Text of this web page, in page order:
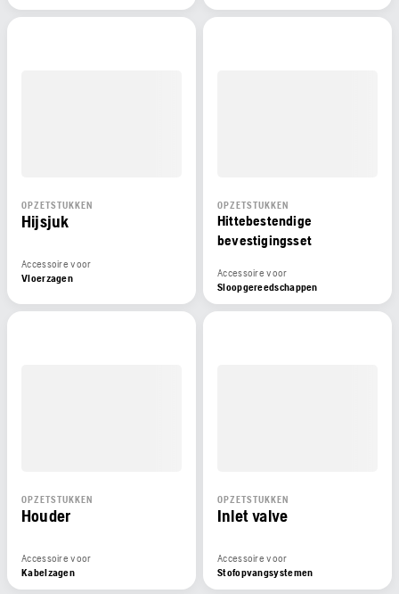
OPZETSTUKKEN
Hijsjuk
Accessoire voor
Vloerzagen
OPZETSTUKKEN
Hittebestendige
bevestigingsset
Accessoire voor
Sloopgereedschappen
OPZETSTUKKEN
Houder
Accessoire voor
Kabelzagen
OPZETSTUKKEN
Inlet valve
Accessoire voor
Stofopvangsystemen